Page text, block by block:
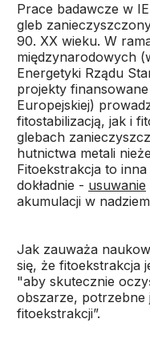
Prace badawcze w
gleb
90. XX wieku. W
międzynarodowych
Energetyki Rządu
projekty
Europejskiej)
fitostabilizacją, jak i
glebach
hutnictwa metali
Fitoekstrakcja to
dokładnie - usuwanie
akumulacji w
Jak zauważa
się, że fitoekstrakcja
"aby skutecznie
obszarze, potrzebne
fitoekstrakcji”.